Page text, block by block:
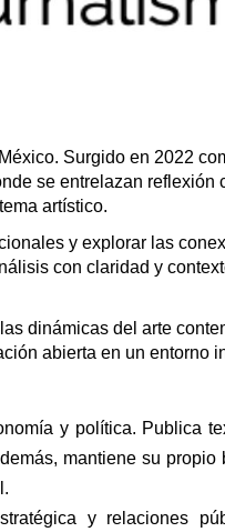
Surgido en 2022
se entrelazan reflexión
artístico.
y explorar las
con claridad y
dinámicas del arte
abierta en un entorno
y política. Publica
mantiene su propio
y relaciones